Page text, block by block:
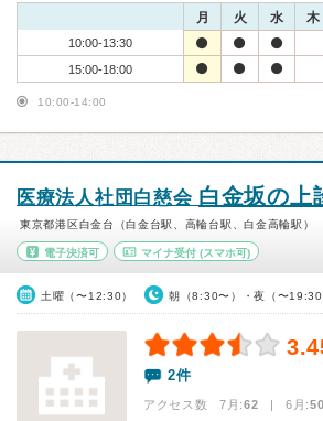
月 火 水 木
10:00-13:30
15:00-18:00
10:00-14:00
医療法人社団白慈会 白金坂の上
東京都港区白金台（白金台駅、高輪台駅、白金高輪駅）
電子決済可 マイナ受付(スマホ可)
土曜（〜12:30） 朝（8:30〜）・夜（〜19:30
2件
アクセス数 7月:62 | 6月:50